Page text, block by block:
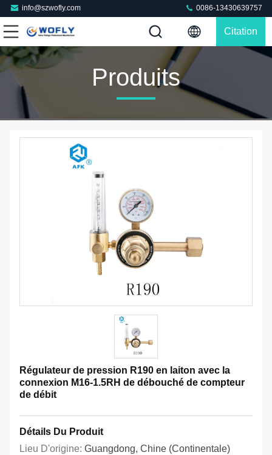
info@szwofly.com 0086-13430639757
Citation
Produits
Régulateur de pression R190 en laiton avec la
connexion M16-1.5RH de débouché de compteur
de débit
Détails Du Produit
Lieu D'origine: Guangdong, Chine (continentale)